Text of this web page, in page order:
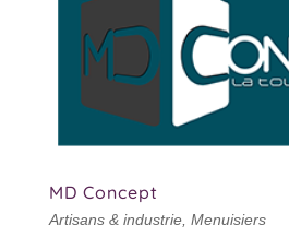
MD Concept
Artisans & industrie, Menuisiers